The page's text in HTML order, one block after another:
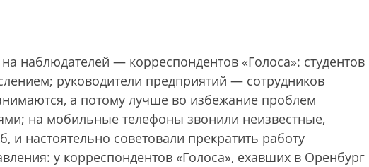
наблюдателей — корреспондентов «Голоса»: студентов
руководители предприятий — сотрудников
а потому лучше во избежание проблем
на мобильные телефоны звонили неизвестные,
и настоятельно советовали прекратить работу
у корреспондентов «Голоса», ехавших в Оренбург